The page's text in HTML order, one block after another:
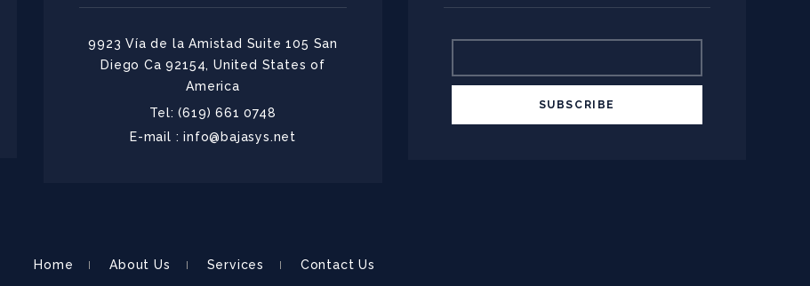
9923 Vía de la Amistad Suite 105 San
Diego Ca 92154, United States of
America
Tel: (619) 661 0748
E-mail : info@bajasys.net
Home About Us Services Contact Us